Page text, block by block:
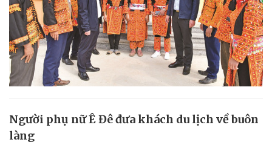
Người phụ nữ Ê Đê đưa khách du lịch về buôn
làng